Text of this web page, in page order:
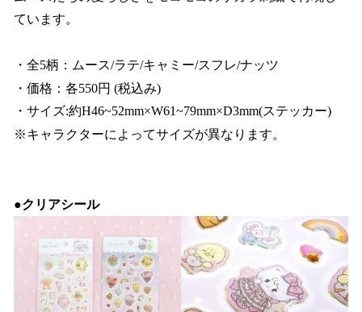
ています。
・全5柄：ムース/ラテ/キャミー/スフレ/ナッツ
・価格：各550円 (税込み)
・サイズ:約H46~52mm×W61~79mm×D3mm(ステッカー)
※キャラクターによってサイズが異なります。
●クリアシール